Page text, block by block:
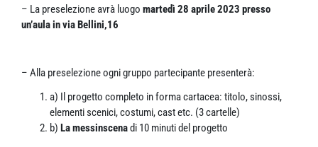
– La preselezione avrà luogo martedì 28 aprile 2023 presso
un’aula in via Bellini,16
– Alla preselezione ogni gruppo partecipante presenterà:
a) Il progetto completo in forma cartacea: titolo, sinossi,
elementi scenici, costumi, cast etc. (3 cartelle)
b) La messinscenadi 10 minuti del progetto